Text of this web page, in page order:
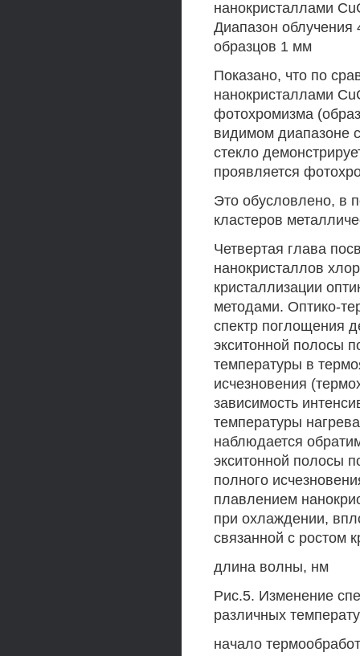
нанокристаллами
Диапазон
образцов 1 мм
Показано, что по
нанокристаллами
фотохромизма
видимом диапазоне
стекло
проявляется
Это обусловлено, в
кластеров
Четвертая глава
нанокристаллов
кристаллизации
методами. Оптико-
спектр поглощения
экситонной полосы
температуры в
исчезновения
зависимость
температуры
наблюдается
экситонной полосы
полного
плавлением
при охлаждении,
связанной с ростом
длина волны, нм
Рис.5. Изменение
различных
начало